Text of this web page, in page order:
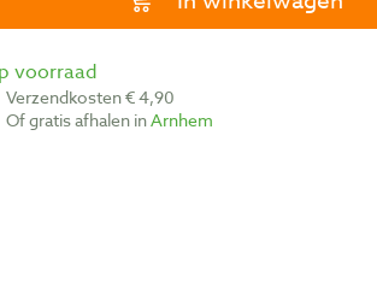
Op voorraad
Verzendkosten € 4,90
Of gratis afhalen inArnhem